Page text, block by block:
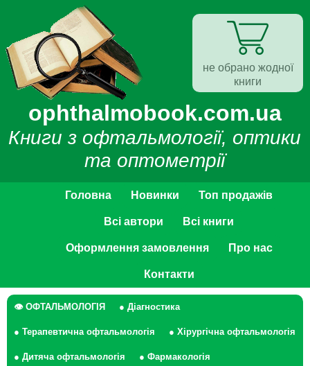
ophthalmobook.com.ua
Книги з офтальмології, оптики
та оптометрії
Головна Новинки Топ продажів
Всі автори Всі книги
Оформлення замовлення Про нас
Контакти
👁 ОФТАЛЬМОЛОГІЯ ● Діагностика
● Терапевтична офтальмологія ● Хірургічна офтальмологія
● Дитяча офтальмологія ● Фармакологія
не обрано жодної
книги